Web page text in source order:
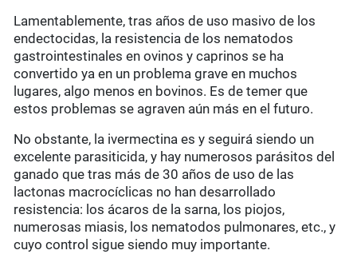
Lamentablemente, tras años de uso masivo de los
endectocidas, la resistencia de los nematodos
gastrointestinales en ovinos y caprinos se ha
convertido ya en un problema grave en muchos
lugares, algo menos en bovinos. Es de temer que
estos problemas se agraven aún más en el futuro.
No obstante, la ivermectina es y seguirá siendo un
excelente parasiticida, y hay numerosos parásitos del
ganado que tras más de 30 años de uso de las
lactonas macrocíclicas no han desarrollado
resistencia: los ácaros de la sarna, los piojos,
numerosas miasis, los nematodos pulmonares, etc., y
cuyo control sigue siendo muy importante.